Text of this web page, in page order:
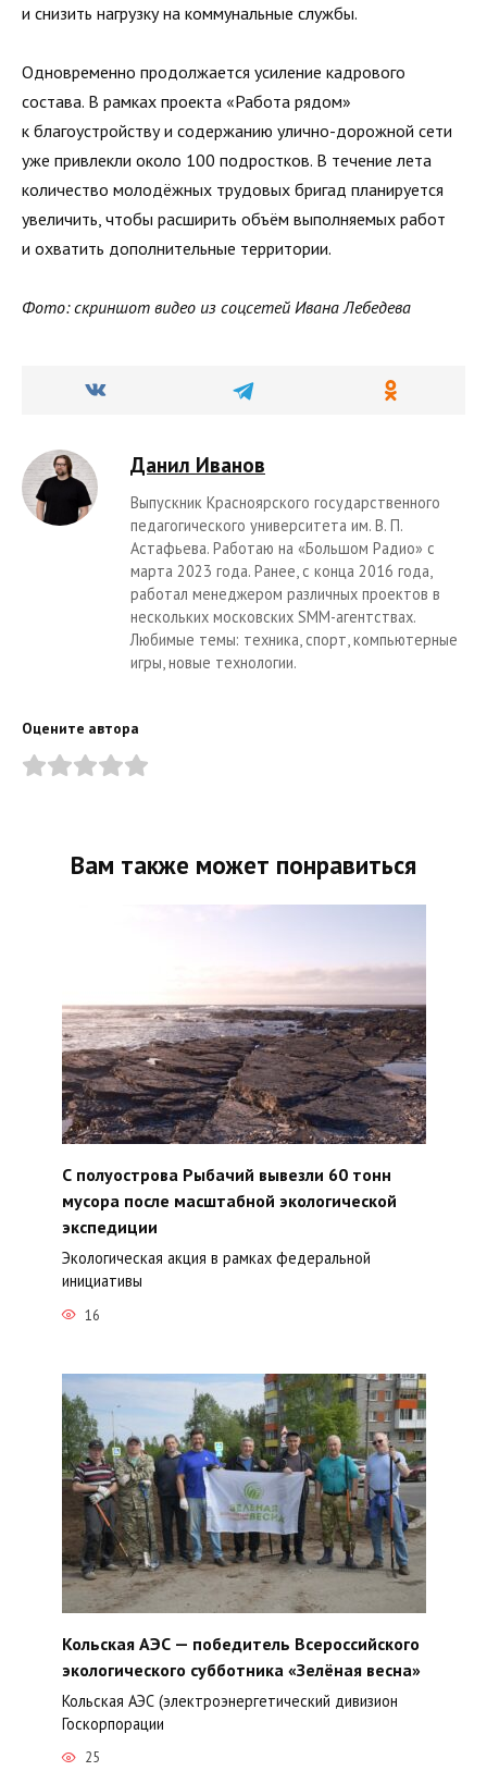
и снизить нагрузку на коммунальные службы.
Одновременно продолжается усиление кадрового
состава. В рамках проекта «Работа рядом»
к благоустройству и содержанию улично-дорожной сети
уже привлекли около 100 подростков. В течение лета
количество молодёжных трудовых бригад планируется
увеличить, чтобы расширить объём выполняемых работ
и охватить дополнительные территории.
Фото: скриншот видео из соцсетей Ивана Лебедева
Данил Иванов
Выпускник Красноярского государственного
педагогического университета им. В. П.
Астафьева. Работаю на «Большом Радио» с
марта 2023 года. Ранее, с конца 2016 года,
работал менеджером различных проектов в
нескольких московских SMM-агентствах.
Любимые темы: техника, спорт, компьютерные
игры, новые технологии.
Оцените автора
Вам также может понравиться
С полуострова Рыбачий вывезли 60 тонн
мусора после масштабной экологической
экспедиции
Экологическая акция в рамках федеральной
инициативы
16
Кольская АЭС — победитель Всероссийского
экологического субботника «Зелёная весна»
Кольская АЭС (электроэнергетический дивизион
Госкорпорации
25